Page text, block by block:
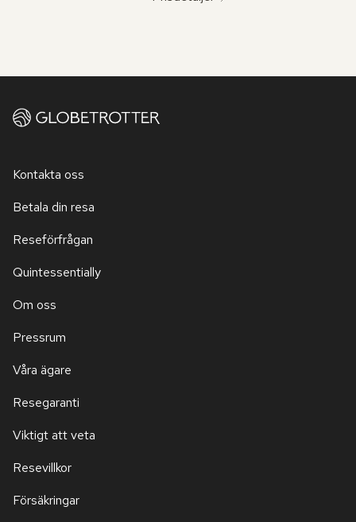
Kontakta oss
Betala din resa
Reseförfrågan
Quintessentially
Om oss
Pressrum
Våra ägare
Resegaranti
Viktigt att veta
Resevillkor
Försäkringar